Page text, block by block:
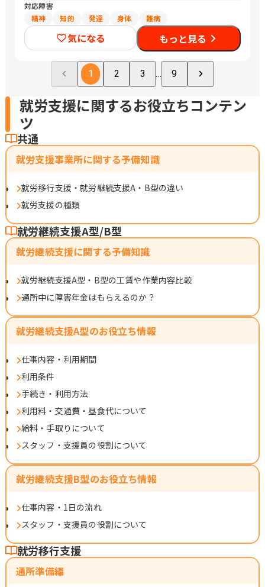
対応障害
精神
知的 発達 身体 難病
気になる もっと見る
1 2 3 ... 9
就労支援に関するお役立ちコンテン
ツ
共通
就労支援事業所に関する予備知識
就労移行支援・就労継続支援A・B型の違い
就労支援の種類
就労継続支援A型/B型
就労継続支援に関する予備知識
就労継続支援A型・B型の工賃や作業内容比較
通所中に障害年金はもらえるのか？
就労継続支援A型のお役立ち情報
仕事内容・利用期間
利用条件
手続き・利用方法
利用料・交通費・昼食代について
給料・手取りについて
スタッフ・支援員の役割について
就労継続支援B型のお役立ち情報
仕事内容・1日の流れ
スタッフ・支援員の役割について
就労移行支援
通所準備編